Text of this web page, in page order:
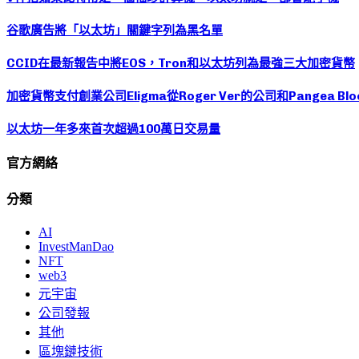
谷歌廣告將「以太坊」關鍵字列為黑名單
CCID在最新報告中將EOS，Tron和以太坊列為最強三大加密貨幣
加密貨幣支付創業公司Eligma從Roger Ver的公司和Pangea
以太坊一年多來首次超過100萬日交易量
官方網絡
分類
AI
InvestManDao
NFT
web3
元宇宙
公司發報
其他
區塊鏈技術